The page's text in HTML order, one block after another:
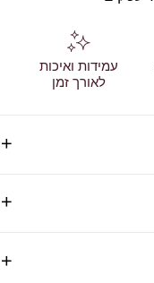
עמידות ואיכות
לאורך זמן